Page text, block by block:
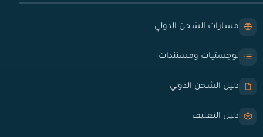
مسارات الشحن الدولي
لوجستيات ومستندات
دليل الشحن الدولي
دليل التغليف